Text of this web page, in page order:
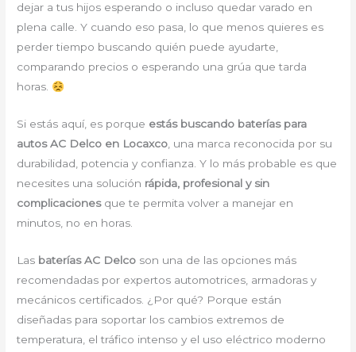
dejar a tus hijos esperando o incluso quedar varado en
plena calle. Y cuando eso pasa, lo que menos quieres es
perder tiempo buscando quién puede ayudarte,
comparando precios o esperando una grúa que tarda
horas.
Si estás aquí, es porque estás buscando baterías para
autos AC Delco en Locaxco , una marca reconocida por su
durabilidad, potencia y confianza. Y lo más probable es que
necesites una solución rápida, profesional y sin
complicacionesque te permita volver a manejar en
minutos, no en horas.
Las baterías AC Delco son una de las opciones más
recomendadas por expertos automotrices, armadoras y
mecánicos certificados. ¿Por qué? Porque están
diseñadas para soportar los cambios extremos de
temperatura, el tráfico intenso y el uso eléctrico moderno